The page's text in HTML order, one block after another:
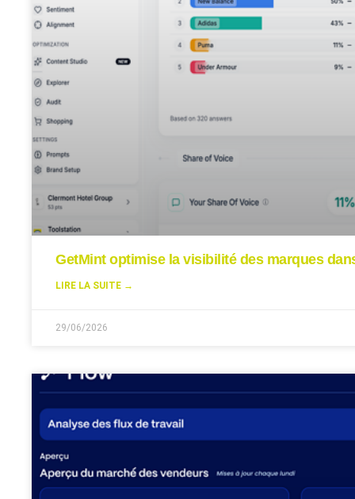
GetMint optimise la visibilité des marques
LIRE LA SUITE →
29/06/2026